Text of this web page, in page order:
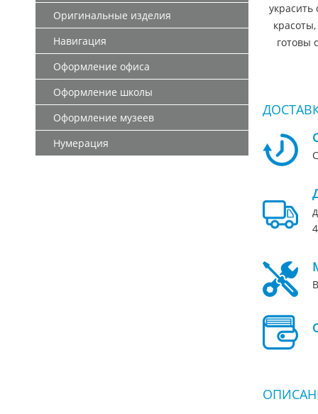
Оригинальные изделия
Навигация
Оформление офиса
Оформление школы
Оформление музеев
Нумерация
украсить
готовы